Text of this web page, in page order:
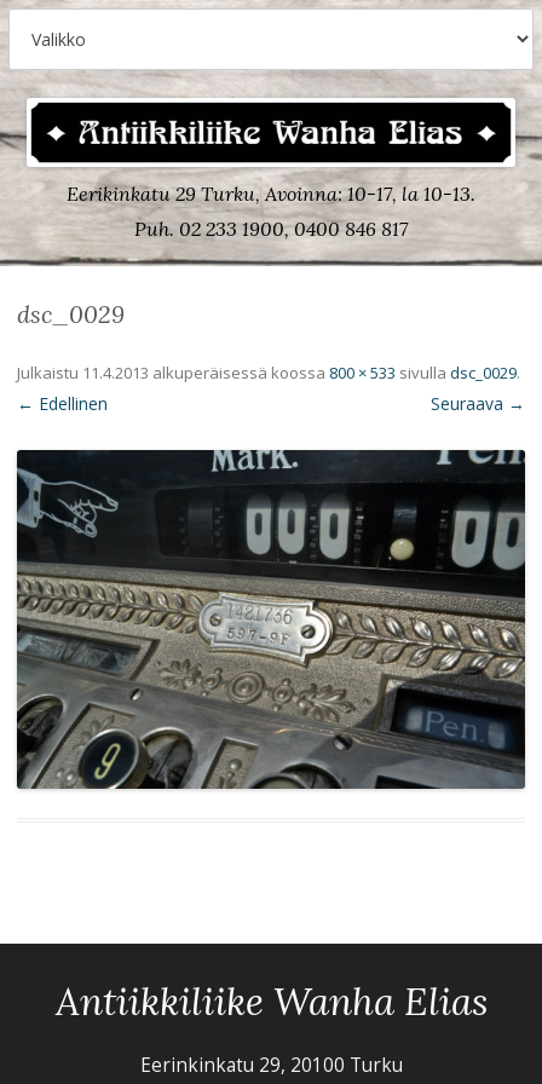
Eerikinkatu 29 Turku, Avoinna: 10-17, la 10-13.
Puh. 02 233 1900, 0400 846 817
dsc_0029
Julkaistu 11.4.2013 alkuperäisessä koossa 800 × 533 sivulla dsc_0029.
← Edellinen Seuraava →
Antiikkiliike Wanha Elias
Eerinkinkatu 29, 20100 Turku